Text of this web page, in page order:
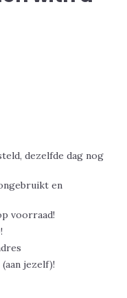
dezelfde dag nog
en
voorraad!
jezelf)!